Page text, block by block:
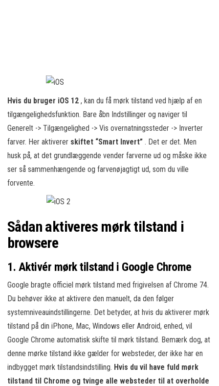
Hvis du bruger iOS 12 , kan du få mørk tilstand ved hjælp af en
tilgængelighedsfunktion. Bare åbn Indstillinger og naviger til
Generelt -> Tilgængelighed -> Vis overnatningssteder -> Inverter
farver. Her aktiverer skiftet “Smart Invert” . Det er det. Men
husk på, at det grundlæggende vender farverne ud og måske ikke
ser så sammenhængende og farvenøjagtigt ud, som du ville
forvente.
Sådan aktiveres mørk tilstand i
browsere
1. Aktivér mørk tilstand i Google Chrome
Google bragte officiel mørk tilstand med frigivelsen af Chrome 74.
Du behøver ikke at aktivere den manuelt, da den følger
systemniveauindstillingerne. Det betyder, at hvis du aktiverer mørk
tilstand på din iPhone, Mac, Windows eller Android, enhed, vil
Google Chrome automatisk skifte til mørk tilstand. Bemærk dog, at
denne mørke tilstand ikke gælder for websteder, der ikke har en
indbygget mørk tilstandsindstilling. Hvis du vil have fuld mørk
tilstand til Chrome og tvinge alle websteder til at overholde